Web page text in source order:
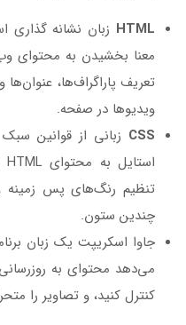
HTML زبان نشانه
معنا بخشیدن به محتوای
تعریف پاراگراف‌ها،
ویدیوها در صفحه.
CSS زبانی از قوانین
تنظیم رنگ‌های پس زمینه
چندین ستون.
جاوا اسکریپت یک زبان
می‌دهد محتوای به روزرسانی
کنترل کنید، و تصاویر را